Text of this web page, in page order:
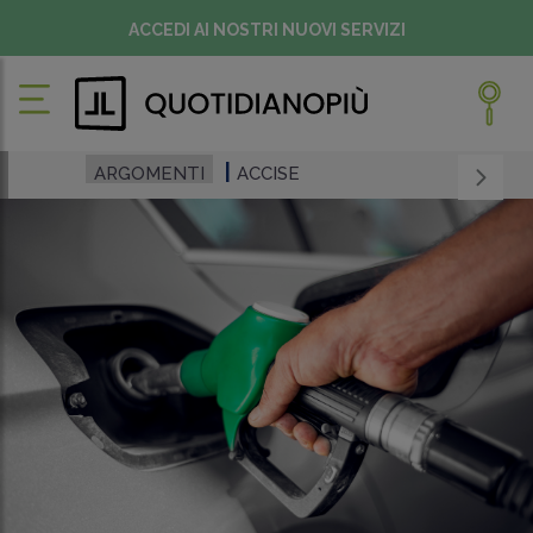
ACCEDI AI NOSTRI NUOVI SERVIZI
ARGOMENTI ACCISE